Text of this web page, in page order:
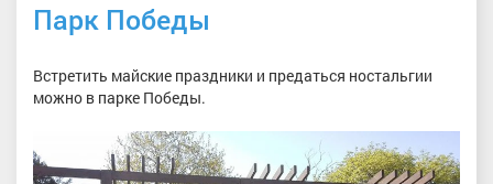
Парк Победы
Встретить майские праздники и предаться ностальгии
можно в парке Победы.